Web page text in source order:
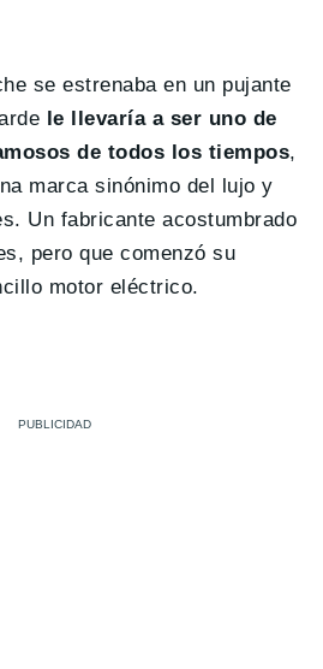
se estrenaba en un pujante
le llevaría a ser uno de
de todos los tiempos,
marca sinónimo del lujo y
Un fabricante acostumbrado
pero que comenzó su
motor eléctrico.